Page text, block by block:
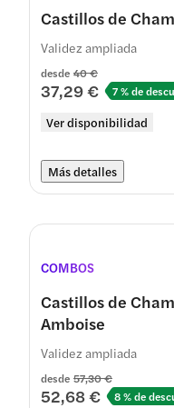
Castillos de
desde 40 €
37,29 € 7 % de
Ver disponibilidad
Validez ampliada
Más detalles
COMBOS
Castillos de
Amboise
desde 57,30 €
52,68 € 8 % de
Validez ampliada